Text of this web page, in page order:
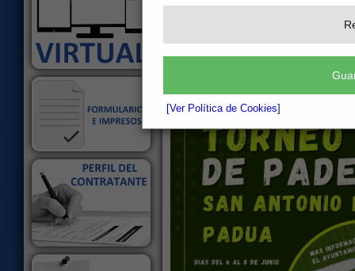
[Ver Política de Cookies]
Vigente.